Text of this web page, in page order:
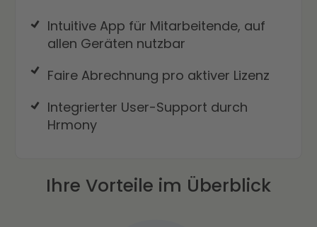
Intuitive App für Mitarbeitende, auf
allen Geräten nutzbar
Faire Abrechnung pro aktiver Lizenz
Integrierter User-Support durch
Hrmony
Ihre Vorteile im Überblick